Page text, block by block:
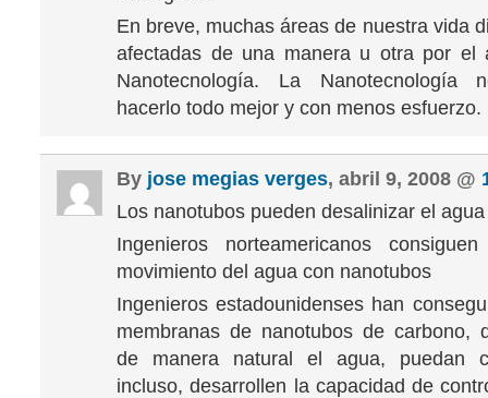
En breve, muchas áreas de nuestra vida
afectadas de una manera u otra por el
Nanotecnología. La Nanotecnología
hacerlo todo mejor y con menos esfuerzo.
By jose megias verges, abril 9, 2008 @
Los nanotubos pueden desalinizar el
Ingenieros norteamericanos
movimiento del agua con nanotubos
Ingenieros estadounidenses han
membranas de nanotubos de carbono,
de manera natural el agua, puedan
incluso, desarrollen la capacidad de